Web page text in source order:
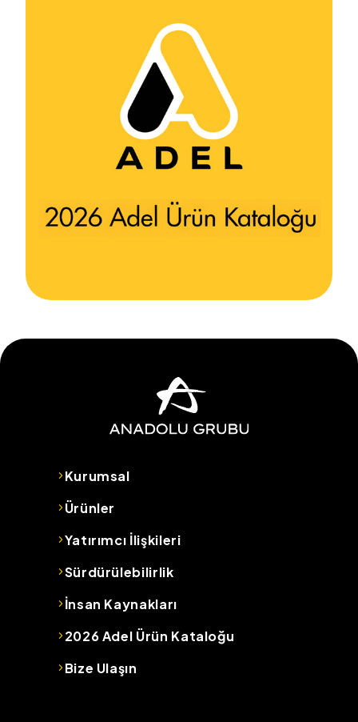
Kurumsal
Ürünler
Yatırımcı İlişkileri
Sürdürülebilirlik
İnsan Kaynakları
2026 Adel Ürün Kataloğu
Bize Ulaşın